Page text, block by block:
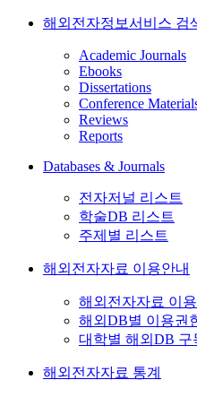
해외전자정보서비스 검
Academic Journals
Ebooks
Dissertations
Conference
Reviews
Reports
Databases & Journals
전자저널 리스트
학술DB 리스트
주제별 리스트
해외전자자료 이용안내
해외전자자료 이
해외DB별 이용권
대학별 해외DB 구
해외전자자료 통계